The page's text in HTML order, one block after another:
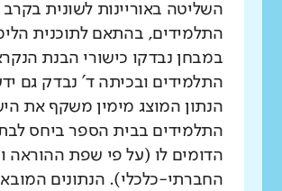
השליטה באוריינות לשונית בקרב
התלמידים, בהתאם לתוכנית
במבחן נבדקו כישורי הבנת
התלמידים ובכיתה ד' נבדק גם
הנתון המוצג מימין משקף את
התלמידים בבית הספר ביחס
הדומים לו (על פי שפת ההוראה
החברתי-כלכלי). הנתונים